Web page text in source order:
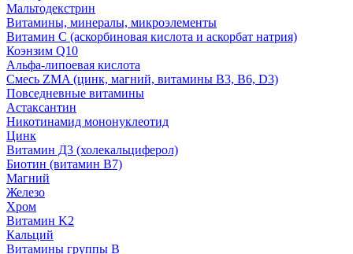
Мальтодекстрин
Витамины, минералы, микроэлементы
Витамин C (аскорбиновая кислота и аскорбат натрия)
Коэнзим Q10
Альфа-липоевая кислота
Смесь ZMA (цинк, магний, витамины B3, B6, D3)
Повседневные витамины
Астаксантин
Никотинамид мононуклеотид
Цинк
Витамин Д3 (холекальциферол)
Биотин (витамин B7)
Магний
Железо
Хром
Витамин K2
Кальций
Витамины группы B